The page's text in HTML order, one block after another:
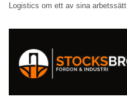
Logistics om ett av sina arbetssätt.